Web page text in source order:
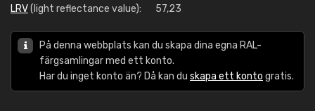
LRV(light reflectance value): 57,23
På denna webbplats kan du skapa dina egna RAL-
färgsamlingar med ett konto.
Har du inget konto än? Då kan du skapa ett konto gratis.